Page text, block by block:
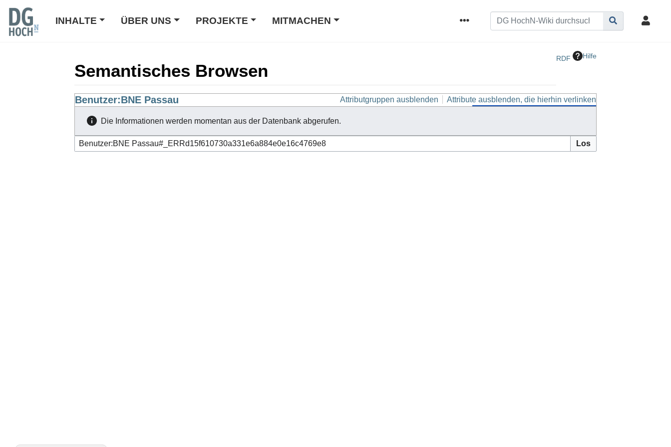
INHALTE ÜBER UNS PROJEKTE MITMACHEN
RDF Hilfe
Semantisches Browsen
Wechseln zu:Navigation,Suche
Benutzer:BNE Passau Attributgruppen ausblenden Attribute ausblenden, die hierhin verlinken
Die Informationen werden momentan aus der Datenbank abgerufen.